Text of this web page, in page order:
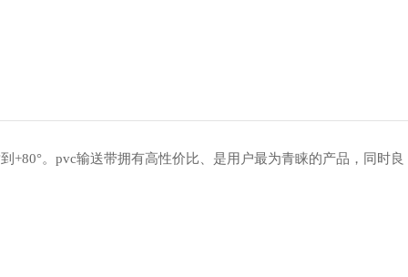
+80°。pvc输送带拥有高性价比、是用户最为青睐的产品，同时良